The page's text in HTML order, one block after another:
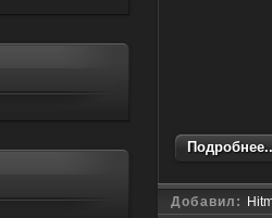
Добавил: